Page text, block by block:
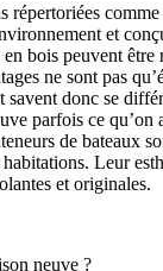
répertoriées
et
bois peuvent être
ne sont pas
savent donc se
parfois ce qu’on
de bateaux
Leur
et originales.
neuve ?